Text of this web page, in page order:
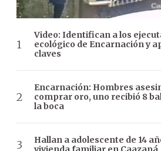
Video: Identifican a los
ecológico de Encarnación y
claves
Encarnación: Hombres
comprar oro, uno recibió 8
la boca
Hallan a adolescente de 14